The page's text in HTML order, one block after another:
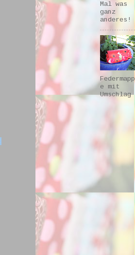
Mal was
ganz
anderes!
Federmapp
e mit
Umschlag